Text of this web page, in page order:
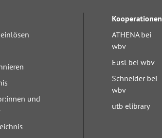
und
Kooperationen
ATHENA bei
wbv
Eusl bei wbv
Schneider bei
wbv
utb elibrary